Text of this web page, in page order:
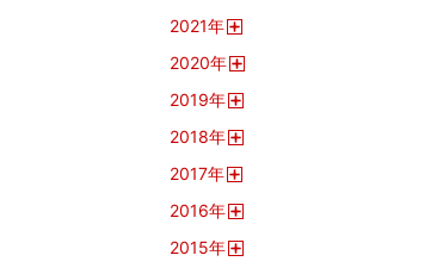
2021年
2020年
2019年
2018年
2017年
2016年
2015年